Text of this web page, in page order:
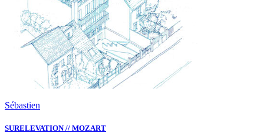
Sébastien
SURELEVATION // MOZART